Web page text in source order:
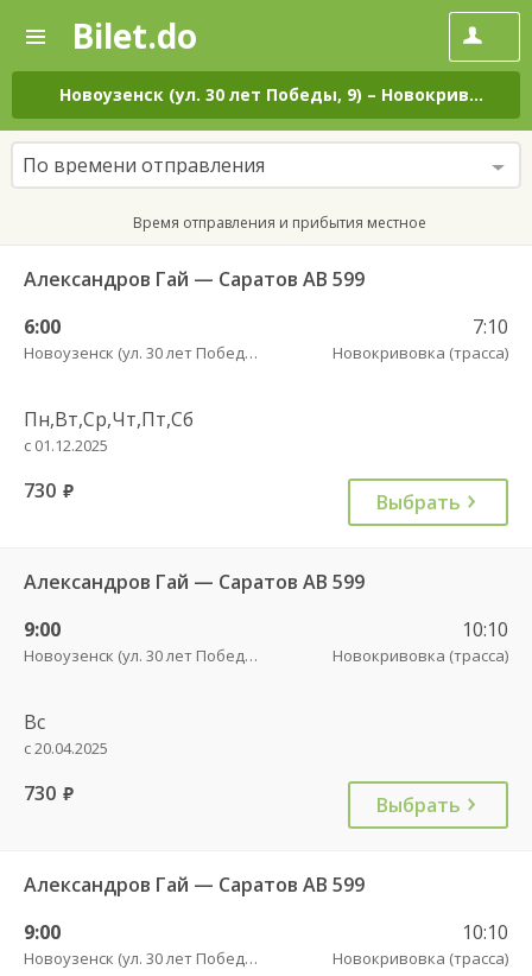
—
Поиск
и
покупка
билетов
на
автобус
онлайн
Bilet.do
Новоузенск (ул. 30 лет Победы, 9) – Новокривовка (трасса)
По времени отправления
Время отправления и прибытия местное
Александров Гай — Саратов АВ 599
6:00
Новоузенск (ул. 30 лет Победы, 9)
7:10
Новокривовка (трасса)
Пн,Вт,Ср,Чт,Пт,Сб
с 01.12.2025
730 руб. Выбрать
Александров Гай — Саратов АВ 599
9:00
Новоузенск (ул. 30 лет Победы, 9)
10:10
Новокривовка (трасса)
Вс
с 20.04.2025
730 руб. Выбрать
Александров Гай — Саратов АВ 599
9:00
Новоузенск (ул. 30 лет Победы, 9)
10:10
Новокривовка (трасса)